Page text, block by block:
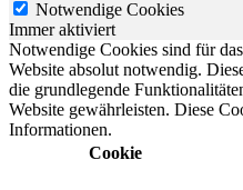
Notwendige Cookies
Immer aktiviert
Notwendige Cookies sind für
Website absolut notwendig.
die grundlegende
Website gewährleisten. Diese
Informationen.
Cookie